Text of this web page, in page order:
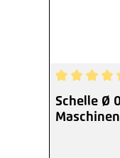
Schelle Ø